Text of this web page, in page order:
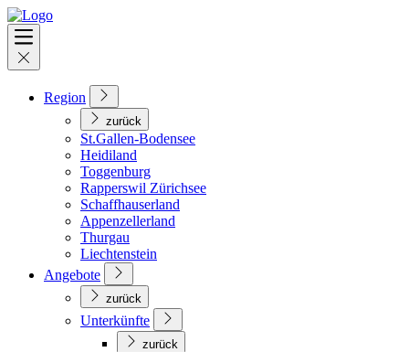
Region
zurück
St.Gallen-Bodensee
Heidiland
Toggenburg
Rapperswil Zürichsee
Schaffhauserland
Appenzellerland
Thurgau
Liechtenstein
Angebote
zurück
Unterkünfte
zurück